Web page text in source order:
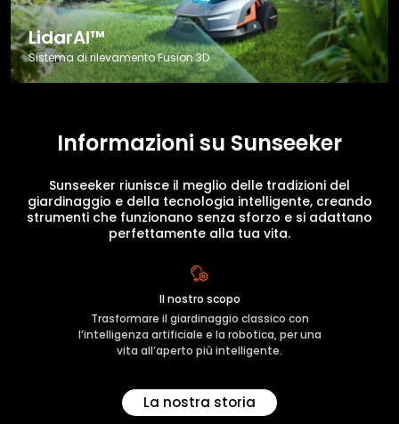
LidarAI™
Sistema di rilevamento Fusion 3D
Informazioni su Sunseeker
Sunseeker riunisce il meglio delle tradizioni del
giardinaggio e della tecnologia intelligente, creando
strumenti che funzionano senza sforzo e si adattano
perfettamente alla tua vita.
Il nostro scopo
Trasformare il giardinaggio classico con
l’intelligenza artificiale e la robotica, per una
vita all’aperto più intelligente.
La nostra storia